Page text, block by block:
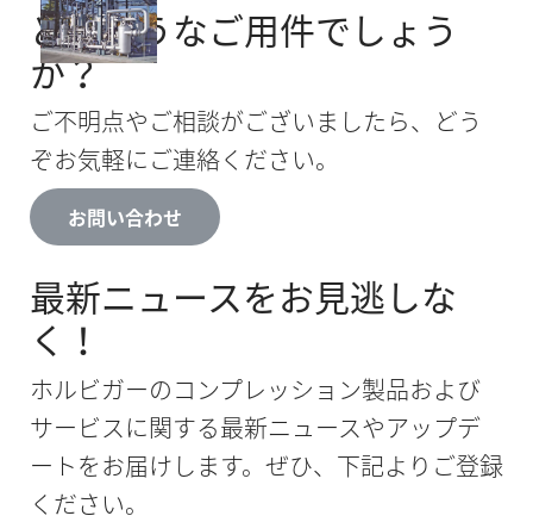
どのようなご用件でしょう
か？
ご不明点やご相談がございましたら、どう
ぞお気軽にご連絡ください。
お問い合わせ
最新ニュースをお見逃しな
く！
ホルビガーのコンプレッション製品および
サービスに関する最新ニュースやアップデ
ートをお届けします。ぜひ、下記よりご登録
ください。